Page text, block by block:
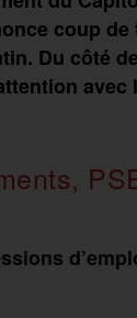
coup
Du côté
avec
,